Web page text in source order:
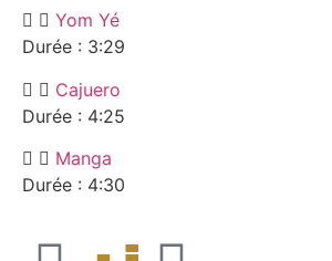
Yom Yé
Durée : 3:29
Cajuero
Durée : 4:25
Manga
Durée : 4:30